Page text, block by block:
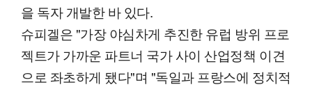
을 독자 개발한 바 있다.
슈피겔은 "가장 야심차게 추진한 유럽 방위 프로
젝트가 가까운 파트너 국가 사이 산업정책 이견
으로 좌초하게 됐다"며 "독일과 프랑스에 정치적